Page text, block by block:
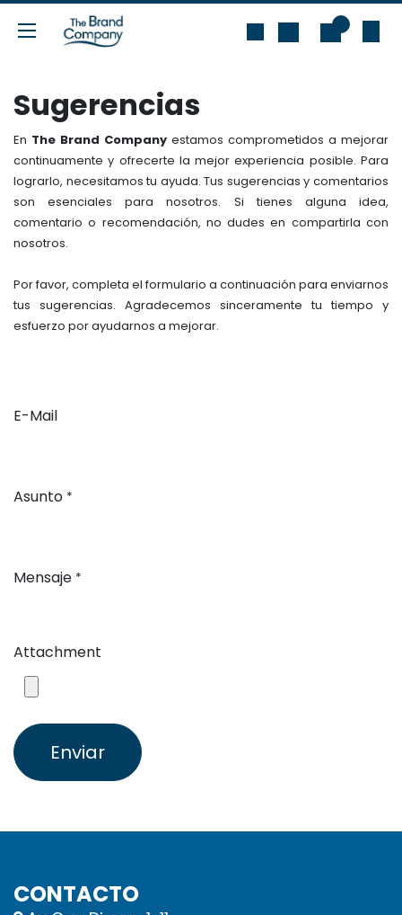
Ir al contenido
Sugerencias
En The Brand Company estamos comprometidos a mejorar
continuamente y ofrecerte la mejor experiencia posible. Para
lograrlo, necesitamos tu ayuda. Tus sugerencias y comentarios
son esenciales para nosotros. Si tienes alguna idea,
comentario o recomendación, no dudes en compartirla con
nosotros.
Por favor, completa el formulario a continuación para enviarnos
tus sugerencias. Agradecemos sinceramente tu tiempo y
esfuerzo por ayudarnos a mejorar.
E-Mail
Asunto *
Mensaje *
Attachment
Enviar
CONTACTO